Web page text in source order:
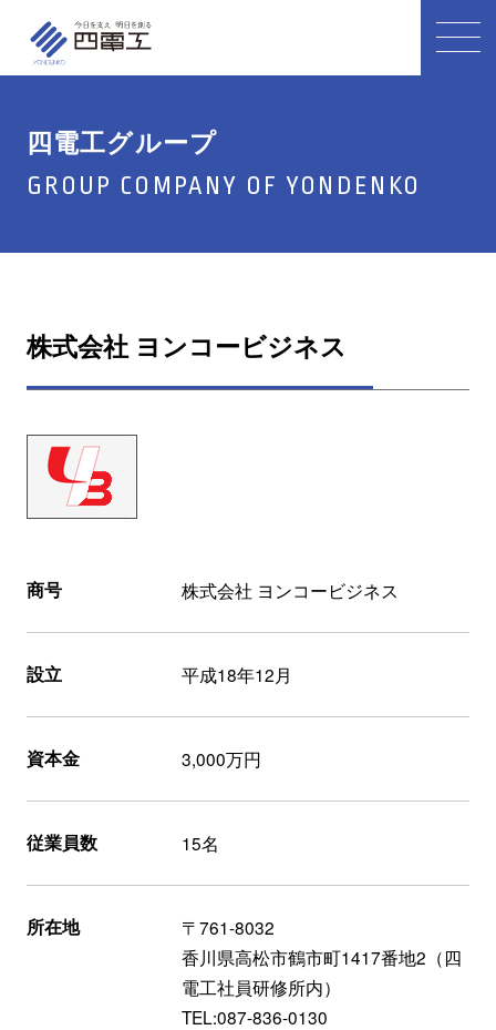
四電工グループ
GROUP COMPANY OF YONDENKO
株式会社 ヨンコービジネス
商号 株式会社 ヨンコービジネス
設立 平成18年12月
資本金 3,000万円
従業員数 15名
所在地
〒761-8032
香川県高松市鶴市町1417番地2（四
電工社員研修所内）
TEL:087-836-0130